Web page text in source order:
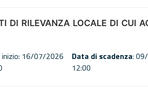
DI RILEVANZA LOCALE DI CUI
inizio: 16/07/2026
Data di scadenza:
12:00